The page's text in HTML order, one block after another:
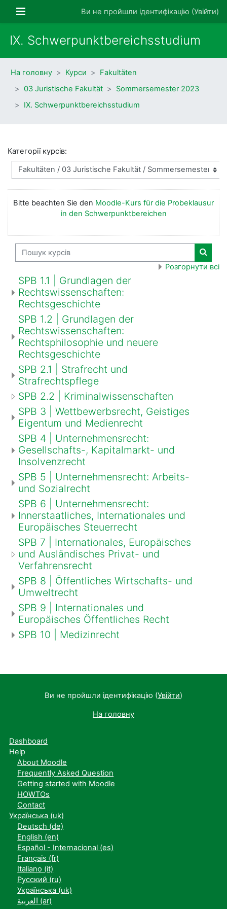
Бокова панельВи не пройшли ідентифікацію (Увійти)
IX. Schwerpunktbereichsstudium
На головну Курси
Fakultäten
03 Juristische Fakultät
Sommersemester 2023
IX. Schwerpunktbereichsstudium
Категорії курсів:
Bitte beachten Sie den Moodle-Kurs für die Probeklausur
in den Schwerpunktbereichen
Пошук курсів
Пошук
Розгорнути всі
SPB 1.1 | Grundlagen der
Rechtswissenschaften:
Rechtsgeschichte
SPB 1.2 | Grundlagen der
Rechtswissenschaften:
Rechtsphilosophie und neuere
Rechtsgeschichte
SPB 2.1 | Strafrecht und
Strafrechtspflege
SPB 2.2 | Kriminalwissenschaften
SPB 3 | Wettbewerbsrecht, Geistiges
Eigentum und Medienrecht
SPB 4 | Unternehmensrecht:
Gesellschafts-, Kapitalmarkt- und
Insolvenzrecht
SPB 5 | Unternehmensrecht: Arbeits-
und Sozialrecht
SPB 6 | Unternehmensrecht:
Innerstaatliches, Internationales und
Europäisches Steuerrecht
SPB 7 | Internationales, Europäisches
und Ausländisches Privat- und
Verfahrensrecht
SPB 8 | Öffentliches Wirtschafts- und
Umweltrecht
SPB 9 | Internationales und
Europäisches Öffentliches Recht
SPB 10 | Medizinrecht
Ви не пройшли ідентифікацію (Увійти)
На головну
Dashboard
Help
About Moodle
Frequently Asked Question
Getting started with Moodle
HOWTOs
Contact
Українська ‎(uk)‎
Deutsch ‎(de)‎
English ‎(en)‎
Español - Internacional ‎(es)‎
Français ‎(fr)‎
Italiano ‎(it)‎
Русский ‎(ru)‎
Українська ‎(uk)‎
العربية ‎(ar)‎